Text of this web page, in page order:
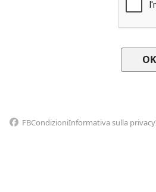
FBCondizioniInformativa sulla privacy